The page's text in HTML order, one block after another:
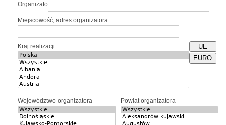
Organizator
Miejscowość, adres organizatora
Kraj realizacji
UE
EURO
Województwo organizatora Powiat organizatora